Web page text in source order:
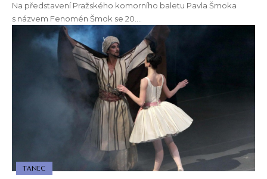
Na představení Pražského komorního baletu Pavla Šmoka
s názvem Fenomén Šmok se 20.…
TANEC